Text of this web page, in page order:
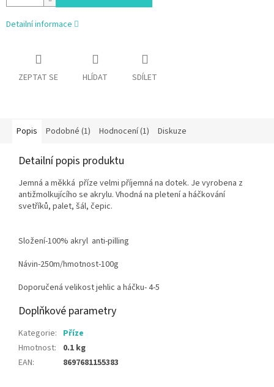
Detailní informace
ZEPTAT SE HLÍDAT SDÍLET
Popis Podobné (1) Hodnocení (1) Diskuze
Detailní popis produktu
Jemná a měkká příze velmi příjemná na dotek. Je vyrobena z
antižmolkujícího se akrylu. Vhodná na pletení a háčkování
svetříků, palet, šál, čepic.
Složení-100% akryl anti-pilling
Návin-250m/hmotnost-100g
Doporučená velikost jehlic a háčku- 4-5
Doplňkové parametry
Kategorie: Příze
Hmotnost:
0.1 kg
EAN: 8697681155383